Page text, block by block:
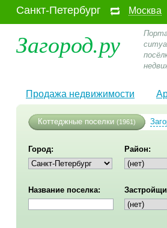
Санкт-Петербург Москва
Загород.ру
Продажа недвижимости
Коттеджные поселки (1961)
Город: Район:
Название поселка: